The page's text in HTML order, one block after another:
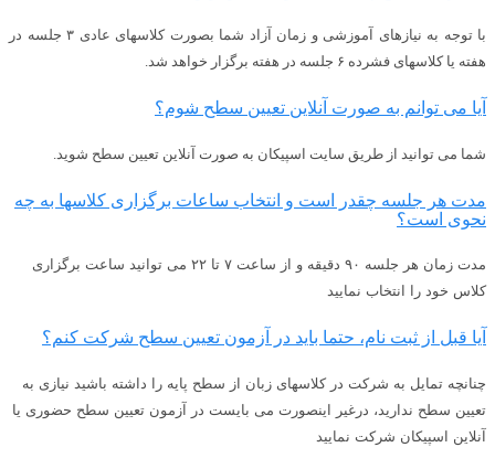
با توجه به نیازهای آموزشی و زمان آزاد شما بصورت کلاسهای عادی ۳ جلسه در
هفته یا کلاسهای فشرده ۶ جلسه در هفته برگزار خواهد شد.
آیا می توانم به صورت آنلاین تعیین سطح شوم؟
شما می توانید از طریق سایت اسپیکان به ‌صورت آنلاین تعیین سطح شوید.
مدت هر جلسه چقدر است و انتخاب ساعات برگزاری کلاسها به چه
نحوی است؟
مدت زمان هر جلسه ۹۰ دقیقه و از ساعت ۷ تا ۲۲ می توانید ساعت برگزاری
کلاس خود را انتخاب نمایید
آیا قبل از ثبت نام، حتما باید در آزمون تعیین سطح شرکت کنم؟
چنانچه تمایل به شرکت در کلاسهای زبان از سطح پایه را داشته باشید نیازی به
تعیین سطح ندارید، درغیر اینصورت می بایست در آزمون تعیین سطح حضوری یا
آنلاین اسپیکان شرکت نمایید